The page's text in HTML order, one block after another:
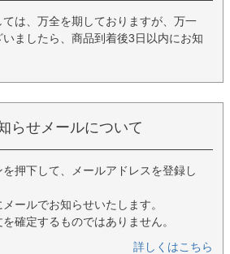
は、万全を期しておりますが、万一
ましたら、商品到着後3日以内にお知
らせメールについて
押下して、メールアドレスを登録し
ールでお知らせいたします。
確定するものではありません。
詳しくはこちら